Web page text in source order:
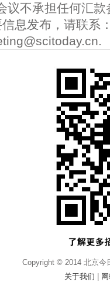
议不承担任何汇款
息发布，请联系
Copyright © 2014 北京今
关于我们